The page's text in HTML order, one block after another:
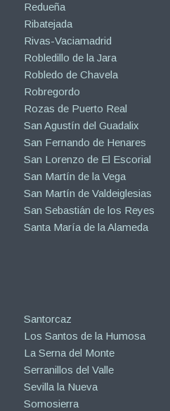
Redueña
Ribatejada
Rivas-Vaciamadrid
Robledillo de la Jara
Robledo de Chavela
Robregordo
Rozas de Puerto Real
San Agustín del Guadalix
San Fernando de Henares
San Lorenzo de El Escorial
San Martín de la Vega
San Martín de Valdeiglesias
San Sebastián de los Reyes
Santa María de la Alameda
Santorcaz
Los Santos de la Humosa
La Serna del Monte
Serranillos del Valle
Sevilla la Nueva
Somosierra